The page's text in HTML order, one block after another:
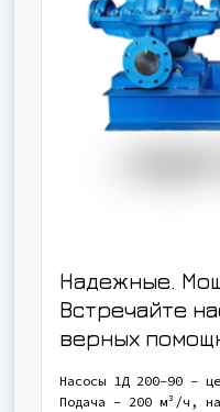
Надежные.
Встречайте
верных
Насосы 1Д 200-90 -
Подача - 200 м³/ч,